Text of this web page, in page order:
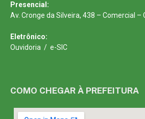
Presencial:
Av. Cronge da Silveira, 438 – Comercial –
Eletrônico:
Ouvidoria / e-SIC
COMO CHEGAR À PREFEITURA